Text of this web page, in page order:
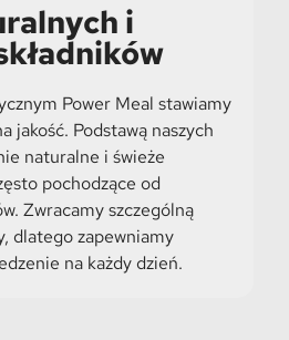
i
Power Meal stawiamy
jakość. Podstawą naszych
naturalne i świeże
pochodzące od
Zwracamy szczególną
dlatego zapewniamy
na każdy dzień.